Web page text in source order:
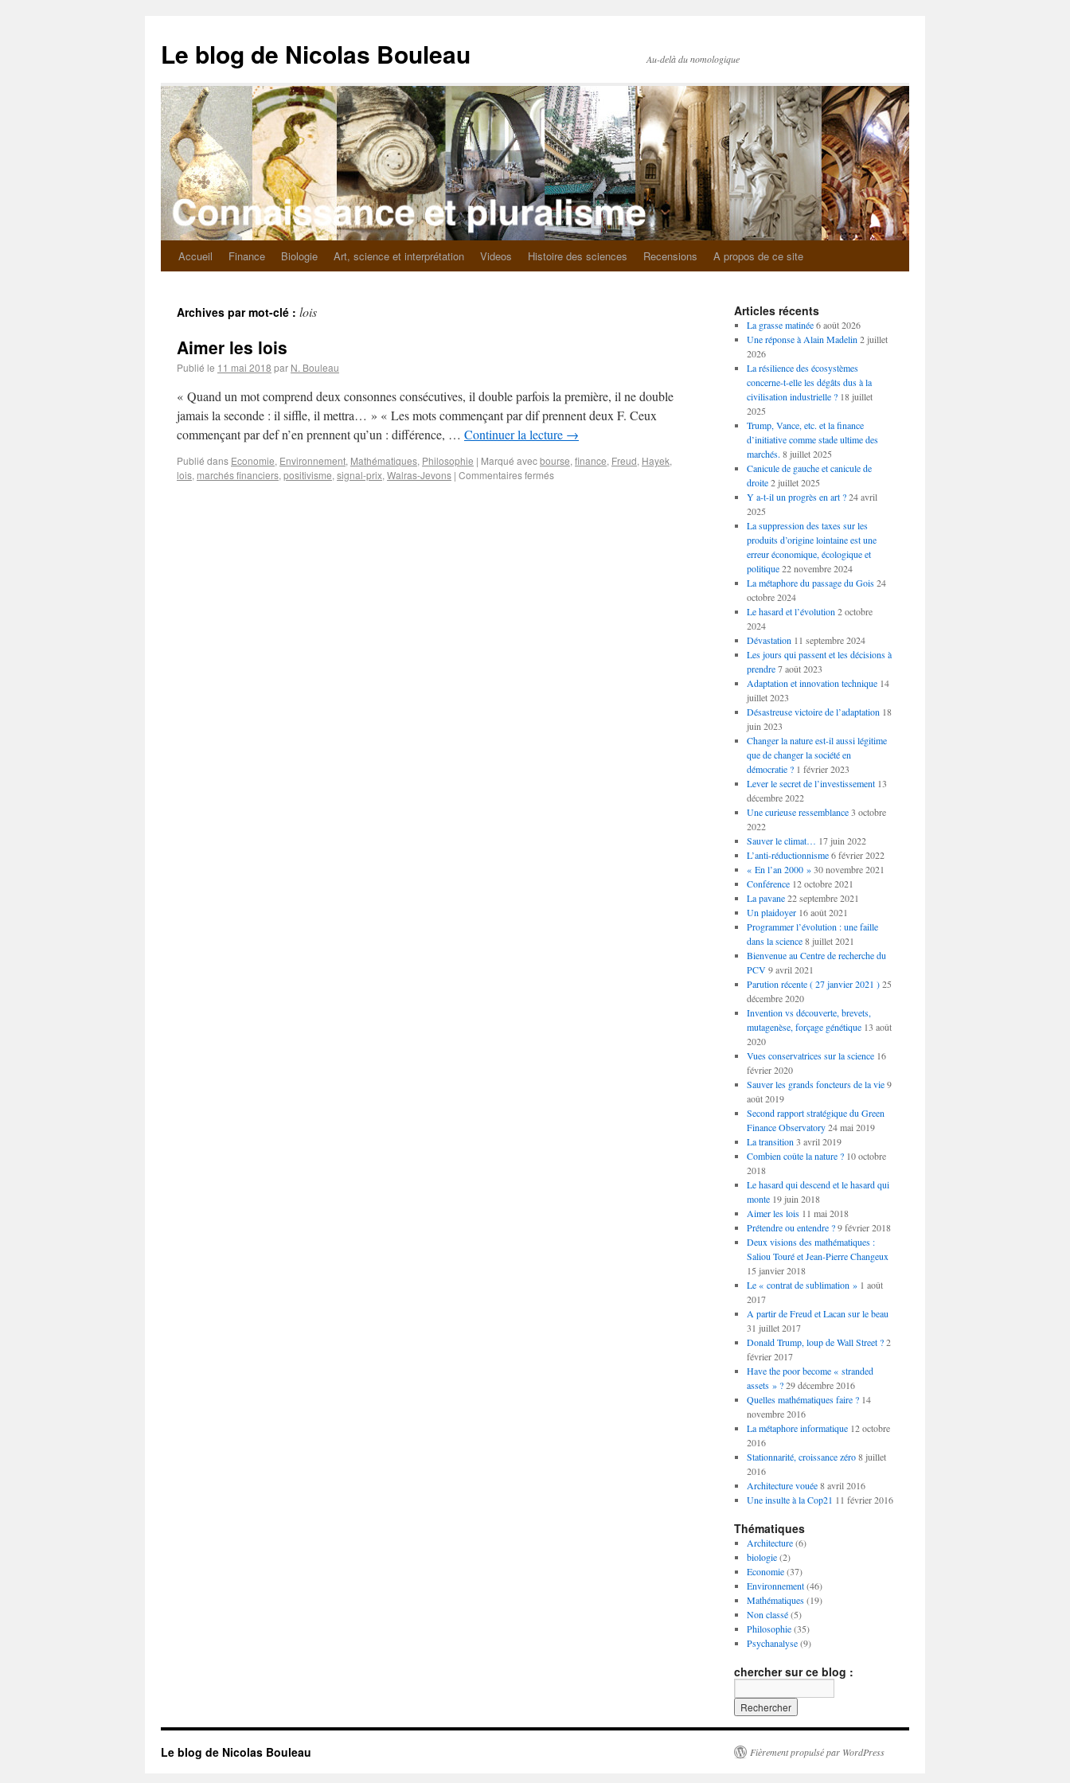
Le blog de Nicolas Bouleau Au-delà du nomologique
Accueil Finance Biologie Art, science et interprétation Videos Histoire des sciences Recensions A propos de ce site
Archives par mot-clé : lois
Aimer les lois
Publié le 11 mai 2018 par N. Bouleau
« Quand un mot comprend deux consonnes consécutives, il double parfois la première, il ne double
jamais la seconde : il siffle, il mettra… » « Les mots commençant par dif prennent deux F. Ceux
commençant par def n’en prennent qu’un : différence, … Continuer la lecture →
Publié dans Economie, Environnement, Mathématiques, Philosophie | Marqué avecbourse, finance, Freud, Hayek,
lois, marchés financiers, positivisme, signal-prix, Walras-Jevons | Commentaires fermés
Articles récents
La grasse matinée 6 août 2026
Une réponse à Alain Madelin 2 juillet
2026
La résilience des écosystèmes
concerne-t-elle les dégâts dus à la
civilisation industrielle ? 18 juillet
2025
Trump, Vance, etc. et la finance
d’initiative comme stade ultime des
marchés. 8 juillet 2025
Canicule de gauche et canicule de
droite 2 juillet 2025
Y a-t-il un progrès en art ? 24 avril
2025
La suppression des taxes sur les
produits d’origine lointaine est une
erreur économique, écologique et
politique 22 novembre 2024
La métaphore du passage du Gois 24
octobre 2024
Le hasard et l’évolution 2 octobre
2024
Dévastation 11 septembre 2024
Les jours qui passent et les décisions à
prendre 7 août 2023
Adaptation et innovation technique 14
juillet 2023
Désastreuse victoire de l’adaptation 18
juin 2023
Changer la nature est-il aussi légitime
que de changer la société en
démocratie ? 1 février 2023
Lever le secret de l’investissement 13
décembre 2022
Une curieuse ressemblance 3 octobre
2022
Sauver le climat… 17 juin 2022
L’anti-réductionnisme 6 février 2022
« En l’an 2000 » 30 novembre 2021
Conférence 12 octobre 2021
La pavane 22 septembre 2021
Un plaidoyer 16 août 2021
Programmer l’évolution : une faille
dans la science 8 juillet 2021
Bienvenue au Centre de recherche du
PCV 9 avril 2021
Parution récente ( 27 janvier 2021 ) 25
décembre 2020
Invention vs découverte, brevets,
mutagenèse, forçage génétique 13 août
2020
Vues conservatrices sur la science 16
février 2020
Sauver les grands foncteurs de la vie 9
août 2019
Second rapport stratégique du Green
Finance Observatory 24 mai 2019
La transition 3 avril 2019
Combien coûte la nature ? 10 octobre
2018
Le hasard qui descend et le hasard qui
monte 19 juin 2018
Aimer les lois 11 mai 2018
Prétendre ou entendre ? 9 février 2018
Deux visions des mathématiques :
Saliou Touré et Jean-Pierre Changeux
15 janvier 2018
Le « contrat de sublimation » 1 août
2017
A partir de Freud et Lacan sur le beau
31 juillet 2017
Donald Trump, loup de Wall Street ? 2
février 2017
Have the poor become « stranded
assets » ? 29 décembre 2016
Quelles mathématiques faire ? 14
novembre 2016
La métaphore informatique 12 octobre
2016
Stationnarité, croissance zéro 8 juillet
2016
Architecture vouée 8 avril 2016
Une insulte à la Cop21 11 février 2016
Thématiques
Architecture(6)
biologie(2)
Economie(37)
Environnement(46)
Mathématiques(19)
Non classé(5)
Philosophie(35)
Psychanalyse(9)
chercher sur ce blog :
Le blog de Nicolas Bouleau Fièrement propulsé par WordPress